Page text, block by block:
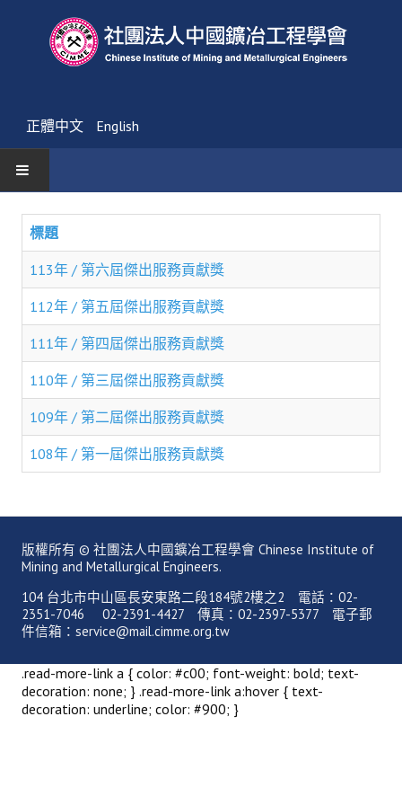
正體中文 English
首頁
最新消息
活動通告
友會消息
學會簡介
理事長的話
學會會史
學會會址沿革
學會組織與架構
架構圖
理監事會
現任學會職員錄
重要章則
標題
113年 / 第六屆傑出服務貢獻獎
112年 / 第五屆傑出服務貢獻獎
111年 / 第四屆傑出服務貢獻獎
110年 / 第三屆傑出服務貢獻獎
109年 / 第二屆傑出服務貢獻獎
108年 / 第一屆傑出服務貢獻獎
版權所有 © 社團法人中國鑛冶工程學會 Chinese Institute of
Mining and Metallurgical Engineers.
104 台北市中山區長安東路二段184號2樓之2 電話：02-
2351-7046 02-2391-4427 傳真：02-2397-5377 電子郵
件信箱：service@mail.cimme.org.tw
.read-more-link a { color: #c00; font-weight: bold; text-
decoration: none; } .read-more-link a:hover { text-
decoration: underline; color: #900; }